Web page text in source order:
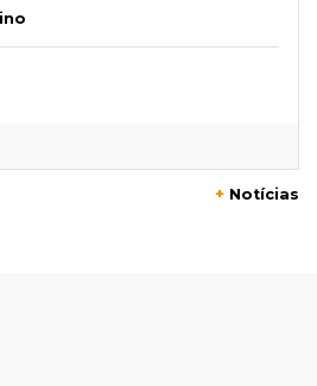
remédios de farmácia
Oeste
avião interceptado pela
+ Notícias